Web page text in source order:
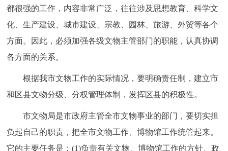
都很强的工作，内容非常广泛，往往涉及思想教育、科学文
化、生产建设、城市建设、宗教、园林、旅游、外贸等各个
方面。因此，必须加强各级文物主管部门的职能，认真协调
各方面的关系。
根据我市文物工作的实际情况，要明确责任制，建立市
和区县文物分级、分权管理体制，发挥区县的积极性。
市文物局是市政府主管全市文物事业的部门，要切实担
负起自己的职责，把全市文物工作、博物馆工作统管起来。
它的主要任务是：(1)负责有关文物、博物馆工作的方针、政